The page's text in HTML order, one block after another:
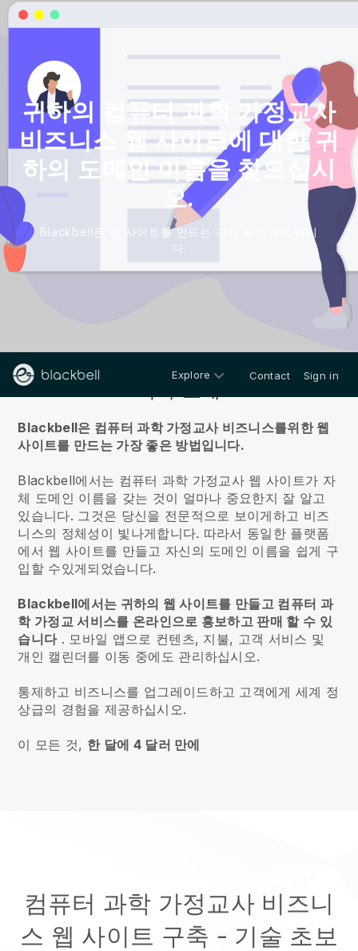
귀하의 컴퓨터 과학 가정교사
비즈니스 웹 사이트에 대한 귀
하의 도메인 이름을 찾으십시
오.
Blackbell은 웹 사이트를 만드는 가장 좋은 방법입니
다.
Explore Contact Sign in
Blackbell은 컴퓨터 과학 가정교사 비즈니스를위한 웹
사이트를 만드는 가장 좋은 방법입니다.
Blackbell에서는 컴퓨터 과학 가정교사 웹 사이트가 자
체 도메인 이름을 갖는 것이 얼마나 중요한지 잘 알고
있습니다. 그것은 당신을 전문적으로 보이게하고 비즈
니스의 정체성이 빛나게합니다. 따라서 동일한 플랫폼
에서 웹 사이트를 만들고 자신의 도메인 이름을 쉽게 구
입할 수있게되었습니다.
Blackbell에서는 귀하의 웹 사이트를 만들고 컴퓨터 과
학 가정교 서비스를 온라인으로 홍보하고 판매 할 수 있
습니다 . 모바일 앱으로 컨텐츠, 지불, 고객 서비스 및
개인 캘린더를 이동 중에도 관리하십시오.
통제하고 비즈니스를 업그레이드하고 고객에게 세계 정
상급의 경험을 제공하십시오.
이 모든 것, 한 달에 4 달러 만에
컴퓨터 과학 가정교사 비즈니
스 웹 사이트 구축 - 기술 초보